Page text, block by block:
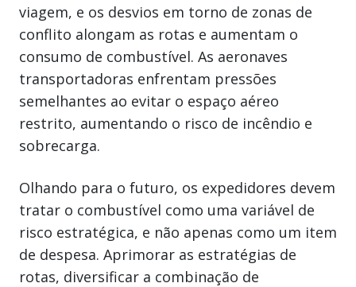
viagem, e os desvios em torno de zonas de
conflito alongam as rotas e aumentam o
consumo de combustível. As aeronaves
transportadoras enfrentam pressões
semelhantes ao evitar o espaço aéreo
restrito, aumentando o risco de incêndio e
sobrecarga.
Olhando para o futuro, os expedidores devem
tratar o combustível como uma variável de
risco estratégica, e não apenas como um item
de despesa. Aprimorar as estratégias de
rotas, diversificar a combinação de